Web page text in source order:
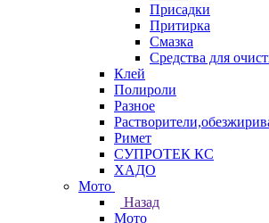
Присадки
Притирка
Смазка
Средства для
Клей
Полироли
Разное
Римет
СУПРОТЕК КС
ХАДО
Мото
Назад
Мото